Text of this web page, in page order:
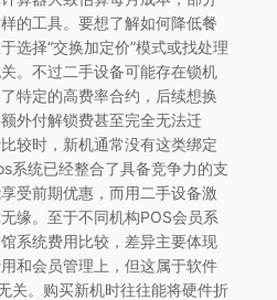
的工具。要想了解如何降低餐
选择“交换加定价”模式或找处理
。不过二手设备可能存在锁机
特定的高费率合约，后续想换
外付解锁费甚至完全无法迁
较时，新机通常没有这类绑定
系统已经整合了具备竞争力的支
受前期优惠，而用二手设备激
缘。至于不同机构POS会员系
系统费用比较，差异主要体现
和会员管理上，但这属于软件
关。购买新机时往往能将硬件折